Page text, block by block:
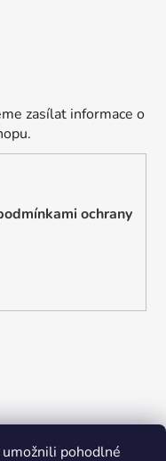
umožnili pohodlné
zasílat informace o
ochrany